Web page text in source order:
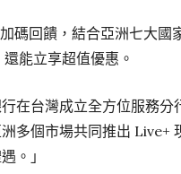
碼回饋，結合亞洲七大國
能立享超值優惠。
在台灣成立全方位服務分
多個市場共同推出 Live+
。」